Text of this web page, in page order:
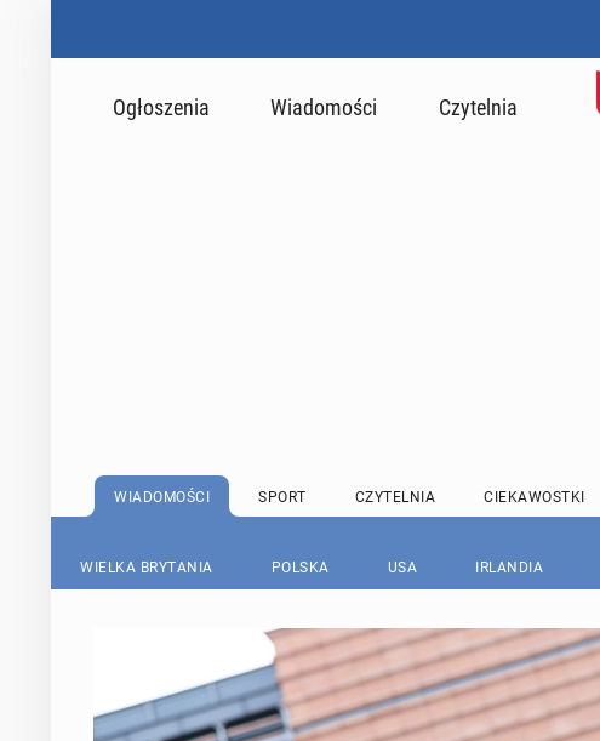
Ogłoszenia Wiadomości Czytelnia
WIADOMOŚCI SPORT CZYTELNIA CIEKAWOSTKI
WIELKA BRYTANIA POLSKA USA IRLANDIA